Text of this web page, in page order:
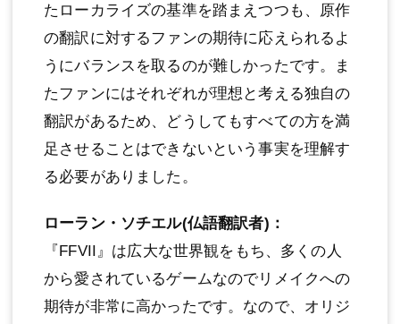
たローカライズの基準を踏まえつつも、原作
の翻訳に対するファンの期待に応えられるよ
うにバランスを取るのが難しかったです。ま
たファンにはそれぞれが理想と考える独自の
翻訳があるため、どうしてもすべての方を満
足させることはできないという事実を理解す
る必要がありました。
ローラン・ソチエル(仏語翻訳者)：
『FFVII』は広大な世界観をもち、多くの人
から愛されているゲームなのでリメイクへの
期待が非常に高かったです。なので、オリジ